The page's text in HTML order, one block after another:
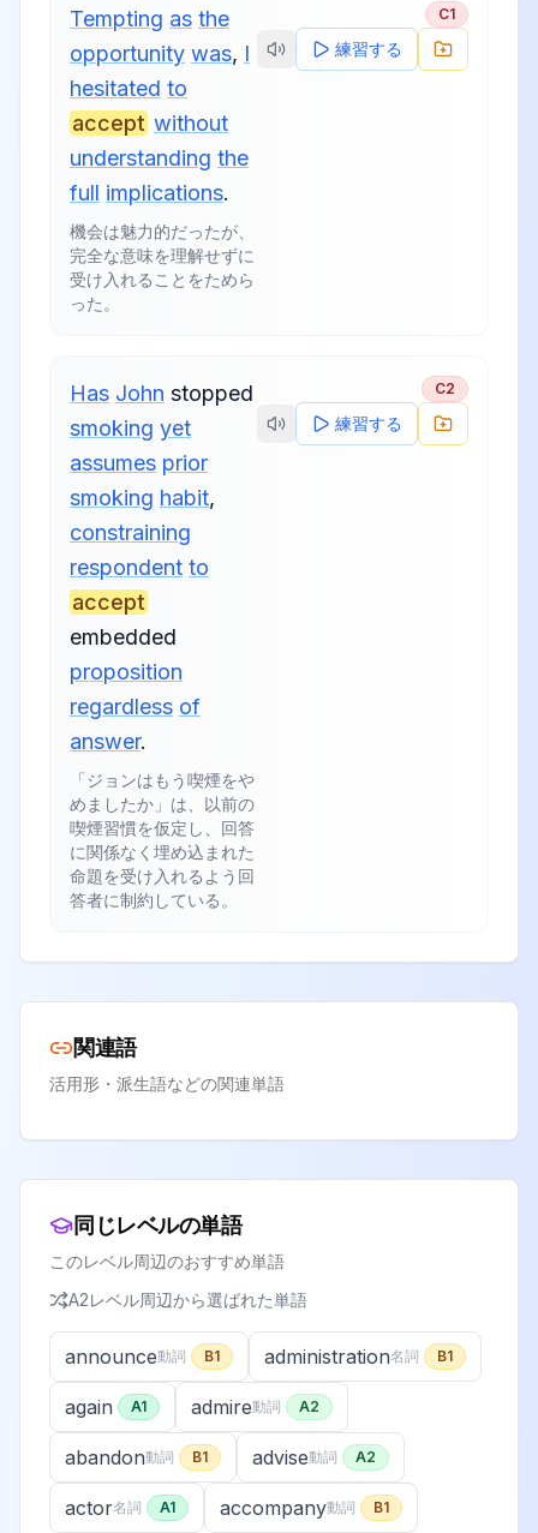
Tempting as the
opportunity was, I
hesitated to
accept without
understanding the
full implications.
機会は魅力的だったが、
完全な意味を理解せずに
受け入れることをためら
った。
C1
練習する
Has John stopped
smoking yet
assumes prior
smoking habit,
constraining
respondent to
accept
embedded
proposition
regardless of
answer.
「ジョンはもう喫煙をや
めましたか」は、以前の
喫煙習慣を仮定し、回答
に関係なく埋め込まれた
命題を受け入れるよう回
答者に制約している。
C2
練習する
関連語
活用形・派生語などの関連単語
同じレベルの単語
このレベル周辺のおすすめ単語
A2レベル周辺から選ばれた単語
announce動詞 B1 administration名詞 B1
again A1 admire動詞 A2
abandon動詞 B1 advise動詞 A2
actor名詞 A1 accompany動詞 B1